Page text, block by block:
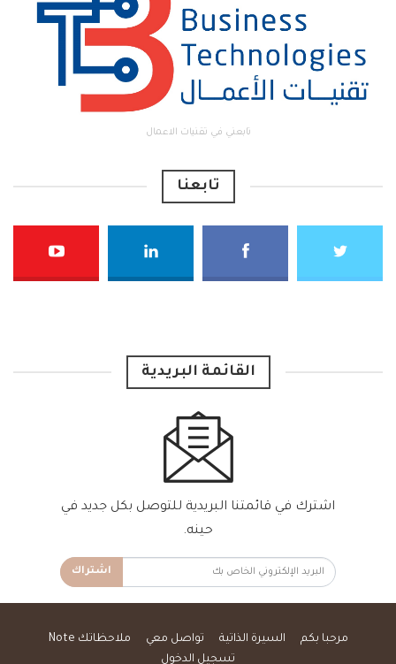
تابعني في تقنيات الاعمال
تابعنا
القائمة البريدية
اشترك في قائمتنا البريدية للتوصل بكل جديد في
حينه.
اشتراك
مرحبا بكم السيرة الذاتية تواصل معي
ملاحظاتك Note
تسجيل الدخول